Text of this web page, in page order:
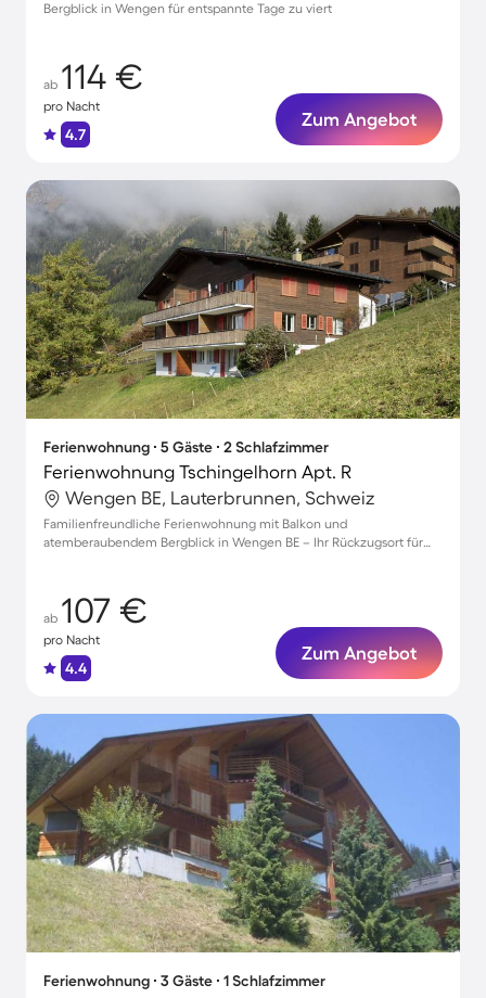
Bergblick in Wengen für entspannte Tage zu viert
ab 114 €
pro Nacht
4.7
Zum Angebot
Ferienwohnung ∙ 5 Gäste ∙ 2 Schlafzimmer
Ferienwohnung Tschingelhorn Apt. R
Wengen BE, Lauterbrunnen, Schweiz
Familienfreundliche Ferienwohnung mit Balkon und
atemberaubendem Bergblick in Wengen BE – Ihr Rückzugsort für
ab 107 €
pro Nacht
4.4
Zum Angebot
Ferienwohnung ∙ 3 Gäste ∙ 1 Schlafzimmer